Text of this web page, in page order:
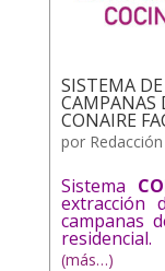
SISTEMA
CAMPANAS
CONAIRE
por Redacción
Sistema
extracción
campanas
residencial.
(más…)